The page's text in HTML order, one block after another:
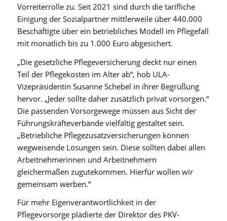
Vorreiterrolle zu. Seit 2021 sind durch die tarifliche
Einigung der Sozialpartner mittlerweile über 440.000
Beschäftigte über ein betriebliches Modell im Pflegefall
mit monatlich bis zu 1.000 Euro abgesichert.
„Die gesetzliche Pflegeversicherung deckt nur einen
Teil der Pflegekosten im Alter ab“, hob ULA-
Vizepräsidentin Susanne Schebel in ihrer Begrüßung
hervor. „Jeder sollte daher zusätzlich privat vorsorgen.“
Die passenden Vorsorgewege müssen aus Sicht der
Führungskräfteverbände vielfältig gestaltet sein.
„Betriebliche Pflegezusatzversicherungen können
wegweisende Lösungen sein. Diese sollten dabei allen
Arbeitnehmerinnen und Arbeitnehmern
gleichermaßen zugutekommen. Hierfür wollen wir
gemeinsam werben.“
Für mehr Eigenverantwortlichkeit in der
Pflegevorsorge plädierte der Direktor des PKV-